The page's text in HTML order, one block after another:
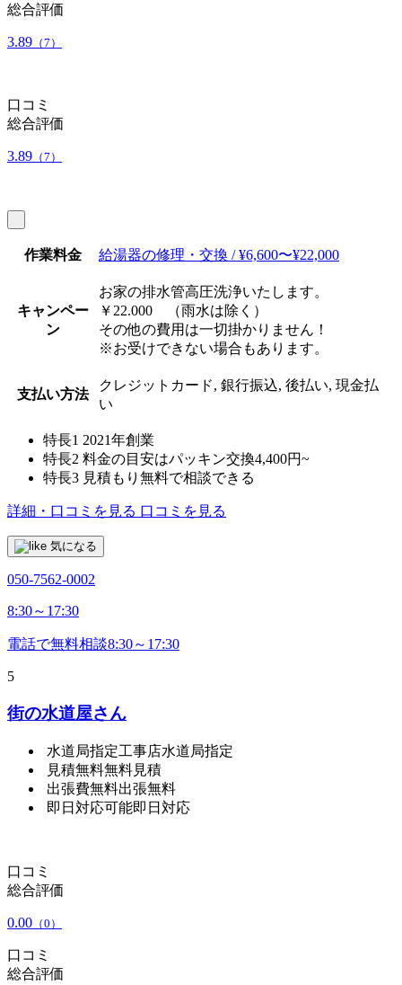
総合評価
3.89 （7）
口コミ
総合評価
3.89 （7）
作業料金 給湯器の修理・交換 / ¥6,600〜¥22,000
キャンペー
ン
お家の排水管高圧洗浄いたします。
￥22.000 （雨水は除く）
​その他の費用は一切掛かりません！
※お受けできない場合もあります。
支払い方法
クレジットカード, 銀行振込, 後払い, 現金払
い
特長1 2021年創業
特長2 料金の目安はパッキン交換4,400円~
特長3 見積もり無料で相談できる
詳細・口コミを見る 口コミを見る
気になる
050-7562-0002
8:30～17:30
電話で無料相談8:30～17:30
5
街の水道屋さん
水道局指定工事店水道局指定
見積無料無料見積
出張費無料出張無料
即日対応可能即日対応
口コミ
総合評価
0.00 （0）
口コミ
総合評価